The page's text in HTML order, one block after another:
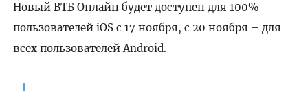
Новый ВТБ Онлайн будет доступен для 100%
пользователей iOS с 17 ноября, с 20 ноября – для
всех пользователей Android.